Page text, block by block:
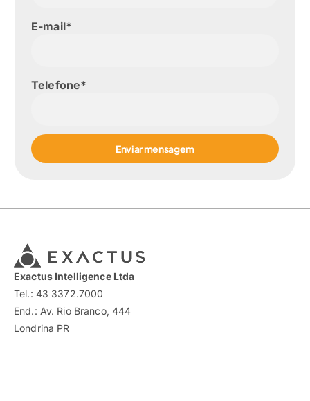
E-mail*
Telefone*
Enviar mensagem
Exactus Intelligence Ltda
Tel.: 43 3372.7000
End.: Av. Rio Branco, 444
Londrina PR